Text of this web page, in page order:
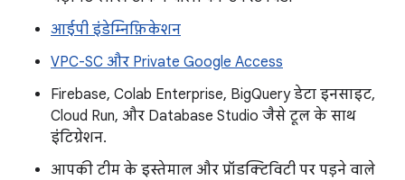
आईपी इंडेम्निफ़िकेशन
VPC-SC और Private Google Access
Firebase, Colab Enterprise, BigQuery डेटा इनसाइट,
Cloud Run, और Database Studio जैसे टूल के साथ
इंटिग्रेशन.
आपकी टीम के इस्तेमाल और प्रॉडक्टिविटी पर पड़ने वाले